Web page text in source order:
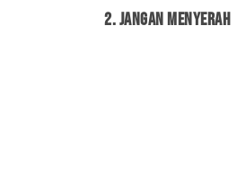
2. Jangan menyerah